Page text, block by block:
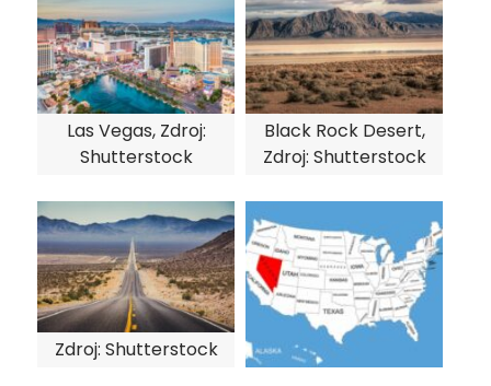
Las Vegas, Zdroj:
Shutterstock
Black Rock Desert,
Zdroj: Shutterstock
Zdroj: Shutterstock